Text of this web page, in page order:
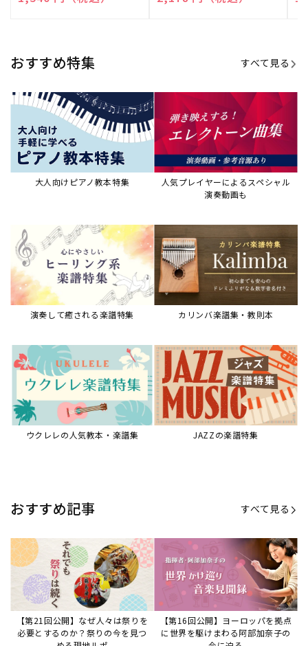
おすすめ特集 すべて見る
大人向けピアノ教本特集
人気プレイヤーによるスペシャル
演奏動画も
演奏して癒される楽譜特集 カリンバ楽譜集・教則本
ウクレレの人気教本・楽譜集 JAZZの楽譜特集
おすすめ記事 すべて見る
【第21回公開】なぜ人々は祭りを
必要とするのか？祭りの今を見つ
【第16回公開】ヨーロッパを拠点
に世界を駆けまわる阿部加奈子の